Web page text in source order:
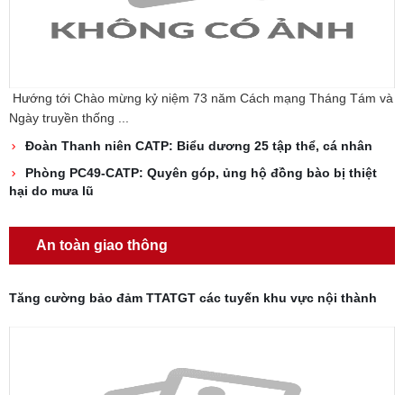
Hướng tới Chào mừng kỷ niệm 73 năm Cách mạng Tháng Tám và
Ngày truyền thống ...
Đoàn Thanh niên CATP: Biểu dương 25 tập thể, cá nhân
Phòng PC49-CATP: Quyên góp, ủng hộ đồng bào bị thiệt
hại do mưa lũ
An toàn giao thông
Tăng cường bảo đảm TTATGT các tuyến khu vực nội thành